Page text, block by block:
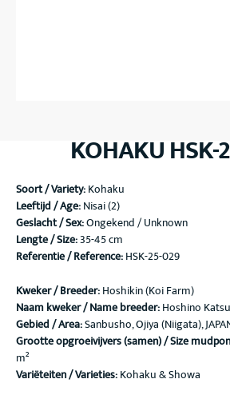
KOHAKU
Soort / Variety:Kohaku
Leeftijd / Age:Nisai (2)
Geslacht / Sex:Ongekend / Unknown
Lengte / Size:35-45 cm
Referentie / Reference:HSK-25-029
Kweker / Breeder:Hoshikin (Koi Farm)
Naam kweker / Name breeder:Hoshino
Gebied / Area:Sanbusho, Ojiya (Niigata),
Grootte opgroeivijvers (samen) / Size
m²
Variëteiten / Varieties:Kohaku & Showa